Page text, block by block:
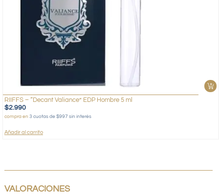
RIIFFS – “Decant Valiance” EDP Hombre 5 ml
$2.990
compra en 3 cuotas de $997 sin interés
Añadir al carrito
VALORACIONES